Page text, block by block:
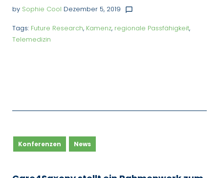
by Sophie Cool Dezember 5, 2019 chat_bubble_outline
Tags: Future Research, Kamenz, regionale Passfähigkeit,
Telemedizin
Konferenzen News